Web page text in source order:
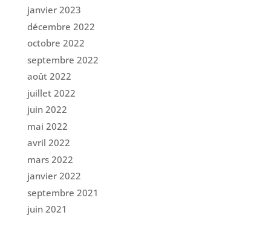
janvier 2023
décembre 2022
octobre 2022
septembre 2022
août 2022
juillet 2022
juin 2022
mai 2022
avril 2022
mars 2022
janvier 2022
septembre 2021
juin 2021